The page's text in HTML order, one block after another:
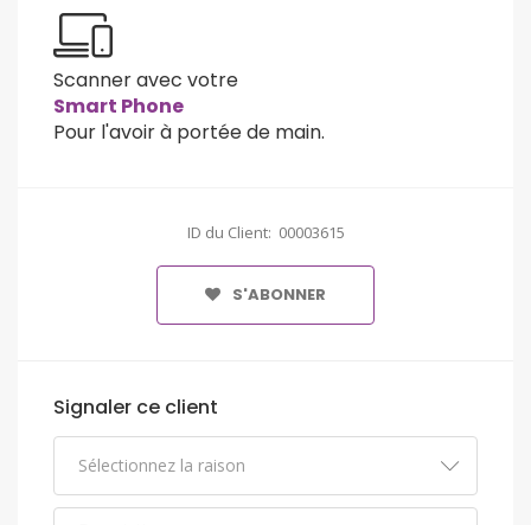
Scanner avec votre
Smart Phone
Pour l'avoir à portée de main.
ID du Client: 00003615
S'ABONNER
Signaler ce client